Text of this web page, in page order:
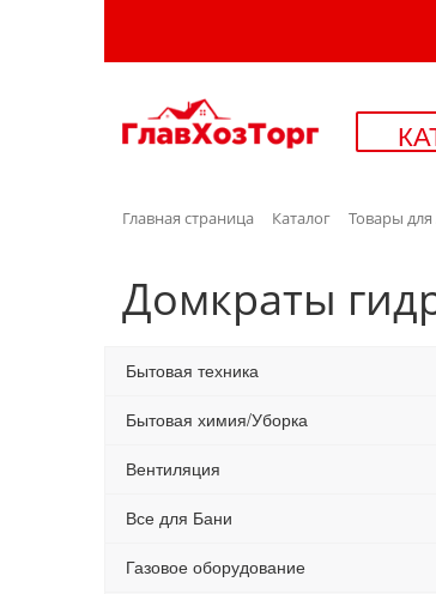
Главная страница Каталог Товары для
Домкраты
Бытовая техника
Бытовая химия/Уборка
Вентиляция
Все для Бани
Газовое оборудование